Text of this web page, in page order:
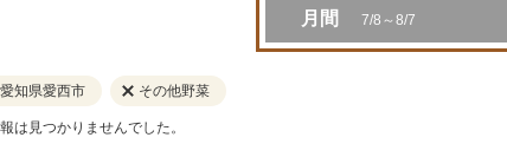
月間 7/8～8/7
愛知県愛西市 その他野菜
は見つかりませんでした。